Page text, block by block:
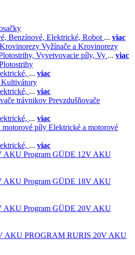
Benzínové, Elektrické, Robot ... viac
Vyžínače a Krovinorezy
Vyvetvovacie píly, Vy ... viac
... viac
Kultivátory
... viac
Prevzdušňovače
... viac
Elektrické a motorové
... viac
GÜDE 12V AKU
GÜDE 18V AKU
GÜDE 20V AKU
RURIS 20V AKU